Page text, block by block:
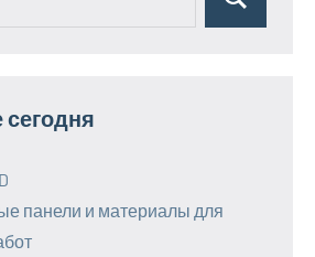
Поиск
панели и материалы для